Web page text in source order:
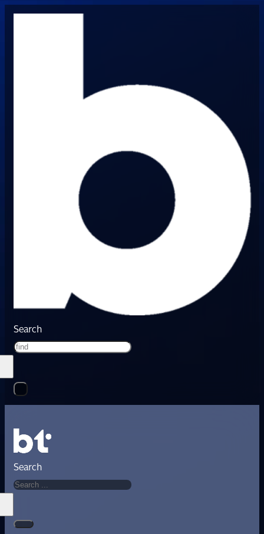
Search
Search